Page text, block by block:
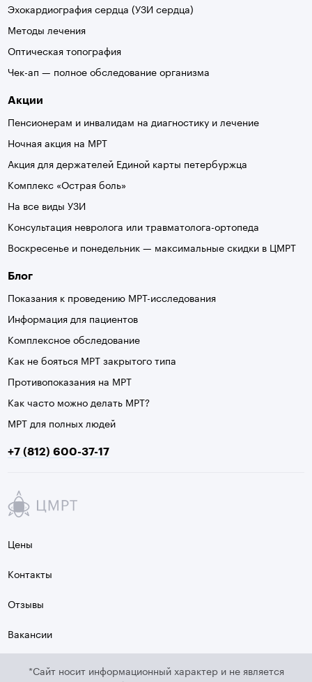
Эхокардиография сердца (УЗИ сердца)
Методы лечения
Оптическая топография
Чек-ап — полное обследование организма
Акции
Пенсионерам и инвалидам на диагностику и лечение
Ночная акция на МРТ
Акция для держателей Единой карты петербуржца
Комплекс «Острая боль»
На все виды УЗИ
Консультация невролога или травматолога-ортопеда
Воскресенье и понедельник — максимальные скидки в ЦМРТ
Блог
Показания к проведению МРТ-исследования
Информация для пациентов
Комплексное обследование
Как не бояться МРТ закрытого типа
Противопоказания на МРТ
Как часто можно делать МРТ?
МРТ для полных людей
+7 (812) 600-37-17
Цены
Контакты
Отзывы
Вакансии
*Сайт носит информационный характер и не является